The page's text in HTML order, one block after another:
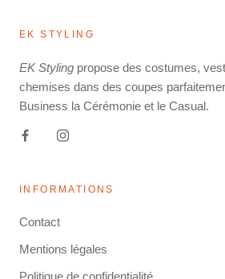
EK STYLING
EK Styling propose des costumes,
chemises dans des coupes
Business la Cérémonie et le Casual.
INFORMATIONS
Contact
Mentions légales